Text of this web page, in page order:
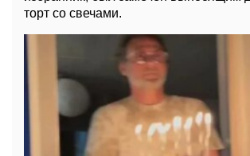
торт со свечами.